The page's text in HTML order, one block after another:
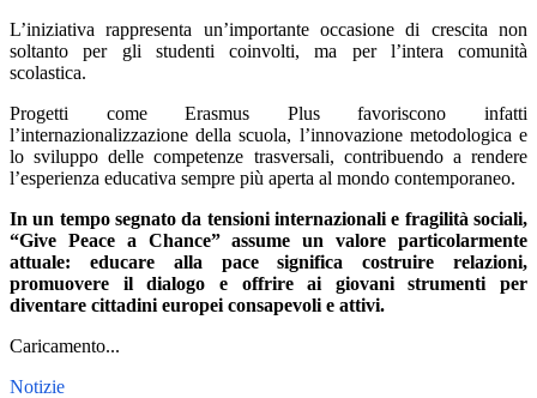
L’iniziativa rappresenta un’importante occasione di crescita non
soltanto per gli studenti coinvolti, ma per l’intera comunità
scolastica.
Progetti come Erasmus Plus favoriscono infatti
l’internazionalizzazione della scuola, l’innovazione metodologica e
lo sviluppo delle competenze trasversali, contribuendo a rendere
l’esperienza educativa sempre più aperta al mondo contemporaneo.
In un tempo segnato da tensioni internazionali e fragilità sociali,
“Give Peace a Chance” assume un valore particolarmente
attuale: educare alla pace significa costruire relazioni,
promuovere il dialogo e offrire ai giovani strumenti per
diventare cittadini europei consapevoli e attivi.
Caricamento...
Notizie